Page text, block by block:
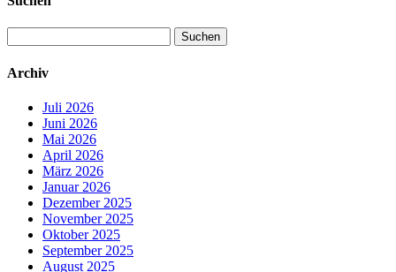
nach:
Archiv
Juli 2026
Juni 2026
Mai 2026
April 2026
März 2026
Januar 2026
Dezember 2025
November 2025
Oktober 2025
September 2025
August 2025